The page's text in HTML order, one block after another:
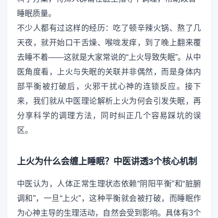
睡眠质量。
不少人都有过这样的经历：吃了顿辛辣火锅、熬了几
天夜，就开始口干舌燥、喉咙发痒，到了晚上翻来覆
去睡不着——这就是大家常说的“上火导致失眠”。从中
医角度看，上火与失眠的关联并非偶然，而是身体内
部平衡被打破后，火邪干扰心神的连锁反应。接下
来，我们就从中医理论解析上火为何会引发失眠，再
分享科学的调理方法，同时纠正几个容易踩坑的误
区。
上火为什么会缠上睡眠？中医讲透3个核心机制
中医认为，人体正常生理状态依赖“阴阳平衡”和“脏腑
调和”，一旦“上火”，这种平衡就会被打破，而睡眠作
为心神主导的生理活动，自然会受到影响。具体有3个